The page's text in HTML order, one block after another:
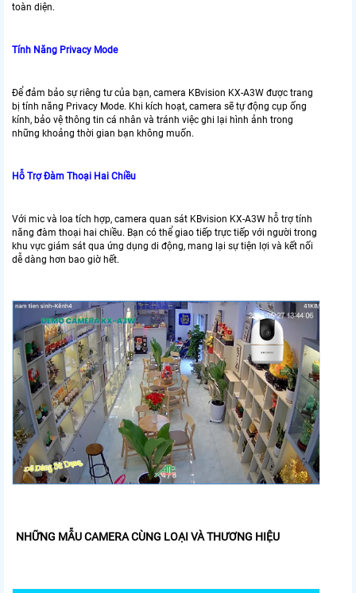
toàn diện.
Tính Năng Privacy Mode
Để đảm bảo sự riêng tư của bạn, camera KBvision KX-A3W được trang
bị tính năng Privacy Mode. Khi kích hoạt, camera sẽ tự động cụp ống
kính, bảo vệ thông tin cá nhân và tránh việc ghi lại hình ảnh trong
những khoảng thời gian bạn không muốn.
Hỗ Trợ Đàm Thoại Hai Chiều
Với mic và loa tích hợp, camera quan sát KBvision KX-A3W hỗ trợ tính
năng đàm thoại hai chiều. Bạn có thể giao tiếp trực tiếp với người trong
khu vực giám sát qua ứng dụng di động, mang lại sự tiện lợi và kết nối
dễ dàng hơn bao giờ hết.
NHỮNG MẪU CAMERA CÙNG LOẠI VÀ THƯƠNG HIỆU